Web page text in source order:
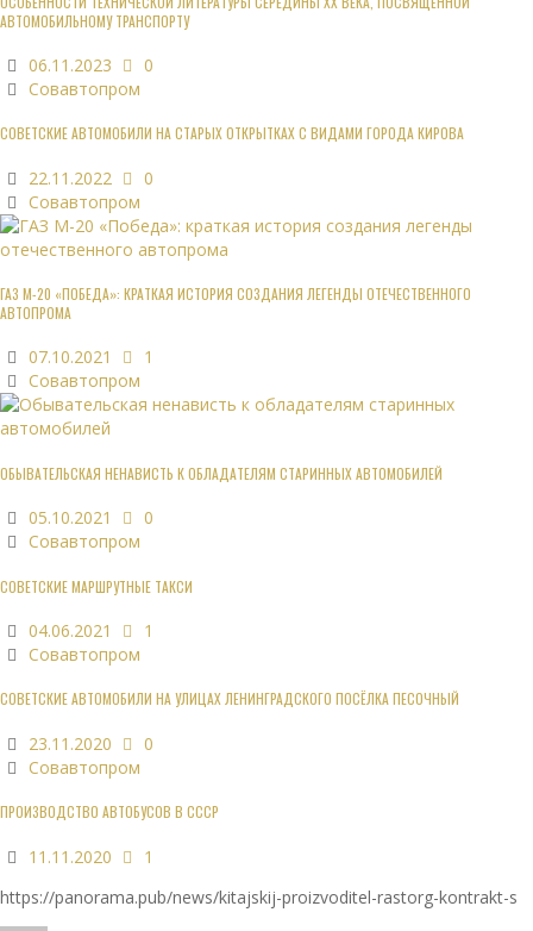
АВТОМОБИЛЬНОМУ ТРАНСПОРТУ
06.11.2023
0
Совавтопром
СОВЕТСКИЕ АВТОМОБИЛИ НА СТАРЫХ ОТКРЫТКАХ С ВИДАМИ ГОРОДА КИРОВА
22.11.2022
0
Совавтопром
ГАЗ М-20 «ПОБЕДА»: КРАТКАЯ ИСТОРИЯ СОЗДАНИЯ ЛЕГЕНДЫ ОТЕЧЕСТВЕННОГО
АВТОПРОМА
07.10.2021
1
Совавтопром
ОБЫВАТЕЛЬСКАЯ НЕНАВИСТЬ К ОБЛАДАТЕЛЯМ СТАРИННЫХ АВТОМОБИЛЕЙ
05.10.2021
0
Совавтопром
СОВЕТСКИЕ МАРШРУТНЫЕ ТАКСИ
04.06.2021
1
Совавтопром
СОВЕТСКИЕ АВТОМОБИЛИ НА УЛИЦАХ ЛЕНИНГРАДСКОГО ПОСЁЛКА ПЕСОЧНЫЙ
23.11.2020
0
Совавтопром
ПРОИЗВОДСТВО АВТОБУСОВ В СССР
11.11.2020
1
https://panorama.pub/news/kitajskij-proizvoditel-rastorg-kontrakt-s